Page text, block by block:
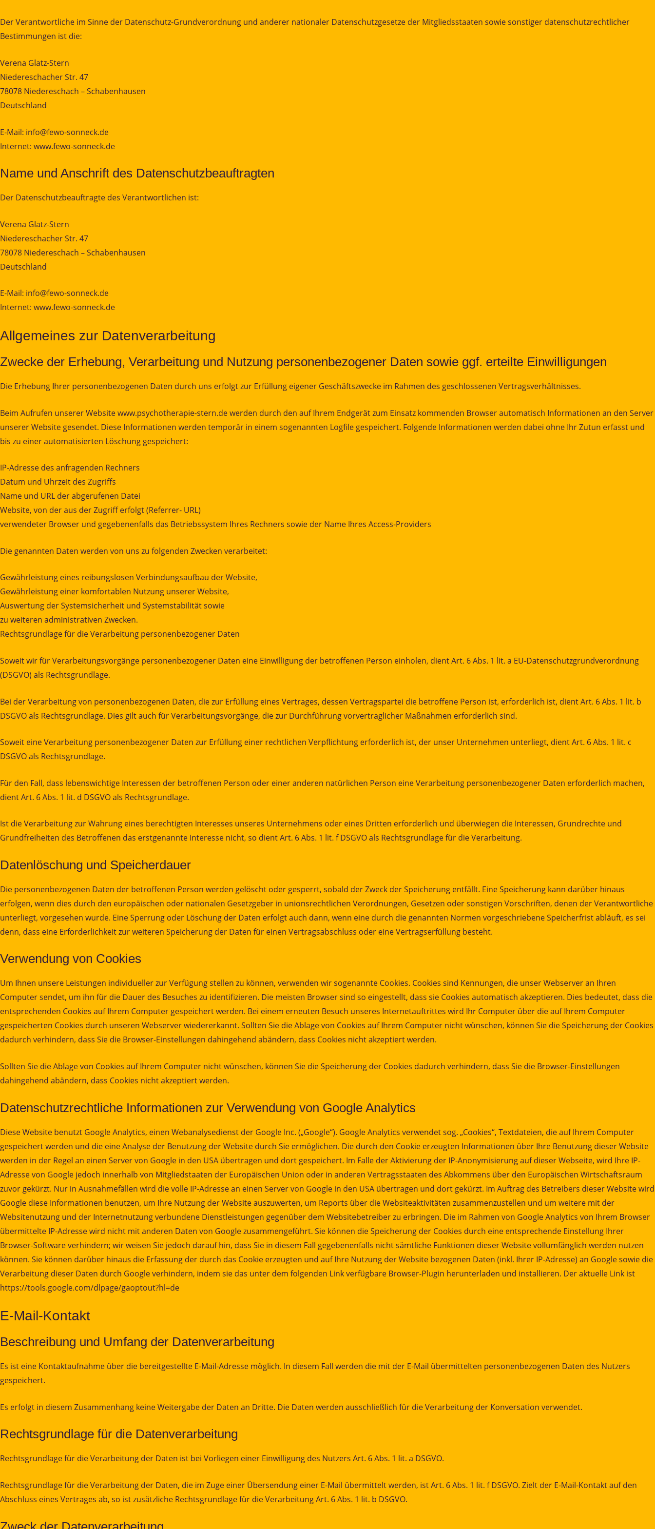
Der Verantwortliche im Sinne der Datenschutz-Grundverordnung und anderer nationaler Datenschutzgesetze der Mitgliedsstaaten sowie sonstiger datenschutzrechtlicher
Bestimmungen ist die:
Verena Glatz-Stern
Niedereschacher Str. 47
78078 Niedereschach – Schabenhausen
Deutschland
E-Mail: info@fewo-sonneck.de
Internet: www.fewo-sonneck.de
Name und Anschrift des Datenschutzbeauftragten
Der Datenschutzbeauftragte des Verantwortlichen ist:
Verena Glatz-Stern
Niedereschacher Str. 47
78078 Niedereschach – Schabenhausen
Deutschland
E-Mail: info@fewo-sonneck.de
Internet: www.fewo-sonneck.de
Allgemeines zur Datenverarbeitung
Zwecke der Erhebung, Verarbeitung und Nutzung personenbezogener Daten sowie ggf. erteilte Einwilligungen
Die Erhebung Ihrer personenbezogenen Daten durch uns erfolgt zur Erfüllung eigener Geschäftszwecke im Rahmen des geschlossenen Vertragsverhältnisses.
Beim Aufrufen unserer Website www.psychotherapie-stern.de werden durch den auf Ihrem Endgerät zum Einsatz kommenden Browser automatisch Informationen an den Server
unserer Website gesendet. Diese Informationen werden temporär in einem sogenannten Logfile gespeichert. Folgende Informationen werden dabei ohne Ihr Zutun erfasst und
bis zu einer automatisierten Löschung gespeichert:
IP-Adresse des anfragenden Rechners
Datum und Uhrzeit des Zugriffs
Name und URL der abgerufenen Datei
Website, von der aus der Zugriff erfolgt (Referrer- URL)
verwendeter Browser und gegebenenfalls das Betriebssystem Ihres Rechners sowie der Name Ihres Access-Providers
Die genannten Daten werden von uns zu folgenden Zwecken verarbeitet:
Gewährleistung eines reibungslosen Verbindungsaufbau der Website,
Gewährleistung einer komfortablen Nutzung unserer Website,
Auswertung der Systemsicherheit und Systemstabilität sowie
zu weiteren administrativen Zwecken.
Rechtsgrundlage für die Verarbeitung personenbezogener Daten
Soweit wir für Verarbeitungsvorgänge personenbezogener Daten eine Einwilligung der betroffenen Person einholen, dient Art. 6 Abs. 1 lit. a EU-Datenschutzgrundverordnung
(DSGVO) als Rechtsgrundlage.
Bei der Verarbeitung von personenbezogenen Daten, die zur Erfüllung eines Vertrages, dessen Vertragspartei die betroffene Person ist, erforderlich ist, dient Art. 6 Abs. 1 lit. b
DSGVO als Rechtsgrundlage. Dies gilt auch für Verarbeitungsvorgänge, die zur Durchführung vorvertraglicher Maßnahmen erforderlich sind.
Soweit eine Verarbeitung personenbezogener Daten zur Erfüllung einer rechtlichen Verpflichtung erforderlich ist, der unser Unternehmen unterliegt, dient Art. 6 Abs. 1 lit. c
DSGVO als Rechtsgrundlage.
Für den Fall, dass lebenswichtige Interessen der betroffenen Person oder einer anderen natürlichen Person eine Verarbeitung personenbezogener Daten erforderlich machen,
dient Art. 6 Abs. 1 lit. d DSGVO als Rechtsgrundlage.
Ist die Verarbeitung zur Wahrung eines berechtigten Interesses unseres Unternehmens oder eines Dritten erforderlich und überwiegen die Interessen, Grundrechte und
Grundfreiheiten des Betroffenen das erstgenannte Interesse nicht, so dient Art. 6 Abs. 1 lit. f DSGVO als Rechtsgrundlage für die Verarbeitung.
Datenlöschung und Speicherdauer
Die personenbezogenen Daten der betroffenen Person werden gelöscht oder gesperrt, sobald der Zweck der Speicherung entfällt. Eine Speicherung kann darüber hinaus
erfolgen, wenn dies durch den europäischen oder nationalen Gesetzgeber in unionsrechtlichen Verordnungen, Gesetzen oder sonstigen Vorschriften, denen der Verantwortliche
unterliegt, vorgesehen wurde. Eine Sperrung oder Löschung der Daten erfolgt auch dann, wenn eine durch die genannten Normen vorgeschriebene Speicherfrist abläuft, es sei
denn, dass eine Erforderlichkeit zur weiteren Speicherung der Daten für einen Vertragsabschluss oder eine Vertragserfüllung besteht.
Verwendung von Cookies
Um Ihnen unsere Leistungen individueller zur Verfügung stellen zu können, verwenden wir sogenannte Cookies. Cookies sind Kennungen, die unser Webserver an Ihren
Computer sendet, um ihn für die Dauer des Besuches zu identifizieren. Die meisten Browser sind so eingestellt, dass sie Cookies automatisch akzeptieren. Dies bedeutet, dass die
entsprechenden Cookies auf Ihrem Computer gespeichert werden. Bei einem erneuten Besuch unseres Internetauftrittes wird Ihr Computer über die auf Ihrem Computer
gespeicherten Cookies durch unseren Webserver wiedererkannt. Sollten Sie die Ablage von Cookies auf Ihrem Computer nicht wünschen, können Sie die Speicherung der Cookies
dadurch verhindern, dass Sie die Browser-Einstellungen dahingehend abändern, dass Cookies nicht akzeptiert werden.
Sollten Sie die Ablage von Cookies auf Ihrem Computer nicht wünschen, können Sie die Speicherung der Cookies dadurch verhindern, dass Sie die Browser-Einstellungen
dahingehend abändern, dass Cookies nicht akzeptiert werden.
Datenschutzrechtliche Informationen zur Verwendung von Google Analytics
Diese Website benutzt Google Analytics, einen Webanalysedienst der Google Inc. („Google“). Google Analytics verwendet sog. „Cookies“, Textdateien, die auf Ihrem Computer
gespeichert werden und die eine Analyse der Benutzung der Website durch Sie ermöglichen. Die durch den Cookie erzeugten Informationen über Ihre Benutzung dieser Website
werden in der Regel an einen Server von Google in den USA übertragen und dort gespeichert. Im Falle der Aktivierung der IP-Anonymisierung auf dieser Webseite, wird Ihre IP-
Adresse von Google jedoch innerhalb von Mitgliedstaaten der Europäischen Union oder in anderen Vertragsstaaten des Abkommens über den Europäischen Wirtschaftsraum
zuvor gekürzt. Nur in Ausnahmefällen wird die volle IP-Adresse an einen Server von Google in den USA übertragen und dort gekürzt. Im Auftrag des Betreibers dieser Website wird
Google diese Informationen benutzen, um Ihre Nutzung der Website auszuwerten, um Reports über die Websiteaktivitäten zusammenzustellen und um weitere mit der
Websitenutzung und der Internetnutzung verbundene Dienstleistungen gegenüber dem Websitebetreiber zu erbringen. Die im Rahmen von Google Analytics von Ihrem Browser
übermittelte IP-Adresse wird nicht mit anderen Daten von Google zusammengeführt. Sie können die Speicherung der Cookies durch eine entsprechende Einstellung Ihrer
Browser-Software verhindern; wir weisen Sie jedoch darauf hin, dass Sie in diesem Fall gegebenenfalls nicht sämtliche Funktionen dieser Website vollumfänglich werden nutzen
können. Sie können darüber hinaus die Erfassung der durch das Cookie erzeugten und auf Ihre Nutzung der Website bezogenen Daten (inkl. Ihrer IP-Adresse) an Google sowie die
Verarbeitung dieser Daten durch Google verhindern, indem sie das unter dem folgenden Link verfügbare Browser-Plugin herunterladen und installieren. Der aktuelle Link ist
https://tools.google.com/dlpage/gaoptout?hl=de
E-Mail-Kontakt
Beschreibung und Umfang der Datenverarbeitung
Es ist eine Kontaktaufnahme über die bereitgestellte E-Mail-Adresse möglich. In diesem Fall werden die mit der E-Mail übermittelten personenbezogenen Daten des Nutzers
gespeichert.
Es erfolgt in diesem Zusammenhang keine Weitergabe der Daten an Dritte. Die Daten werden ausschließlich für die Verarbeitung der Konversation verwendet.
Rechtsgrundlage für die Datenverarbeitung
Rechtsgrundlage für die Verarbeitung der Daten ist bei Vorliegen einer Einwilligung des Nutzers Art. 6 Abs. 1 lit. a DSGVO.
Rechtsgrundlage für die Verarbeitung der Daten, die im Zuge einer Übersendung einer E-Mail übermittelt werden, ist Art. 6 Abs. 1 lit. f DSGVO. Zielt der E-Mail-Kontakt auf den
Abschluss eines Vertrages ab, so ist zusätzliche Rechtsgrundlage für die Verarbeitung Art. 6 Abs. 1 lit. b DSGVO.